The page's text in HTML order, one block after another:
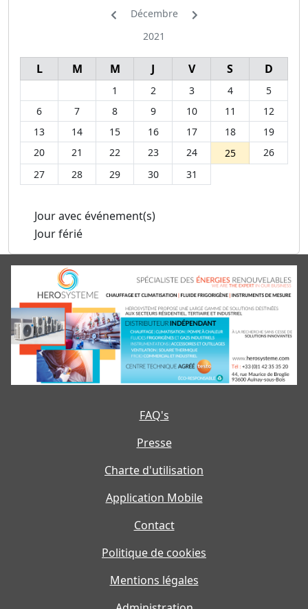
Décembre
2021
L M M J V S D
1 2 3 4
5
6
7 8 9 10 11
12
13
14 15 16 17 18
19
20
21 22 23 24 25
26
27
28 29 30 31
Jour avec événement(s)
Jour férié
FAQ's
Presse
Charte d'utilisation
Application Mobile
Contact
Politique de cookies
Mentions légales